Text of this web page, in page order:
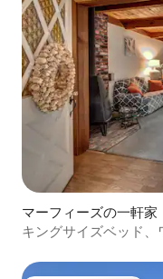
マーフィーズの一軒家
キングサイズベッド、